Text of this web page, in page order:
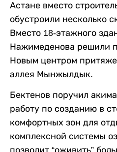
Астане вместо
обустроили несколько
Вместо 18-этажного
Нажимеденова решили
Новым центром
аллея Мынжылдык.
Бектенов поручил
работу по созданию в
комфортных зон для
комплексной системы
позволит “оживить”